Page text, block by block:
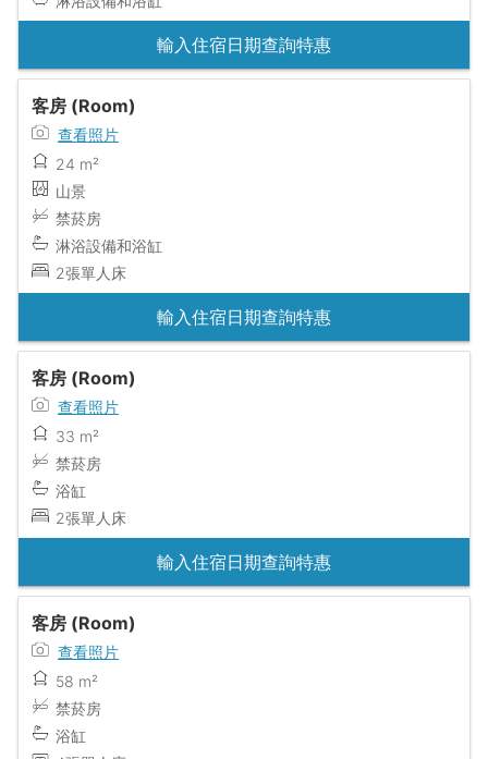
輸入住宿日期查詢特惠
客房 (Room)
查看照片
24 m²
山景
禁菸房
淋浴設備和浴缸
2張單人床
輸入住宿日期查詢特惠
客房 (Room)
查看照片
33 m²
禁菸房
浴缸
2張單人床
輸入住宿日期查詢特惠
客房 (Room)
查看照片
58 m²
禁菸房
浴缸